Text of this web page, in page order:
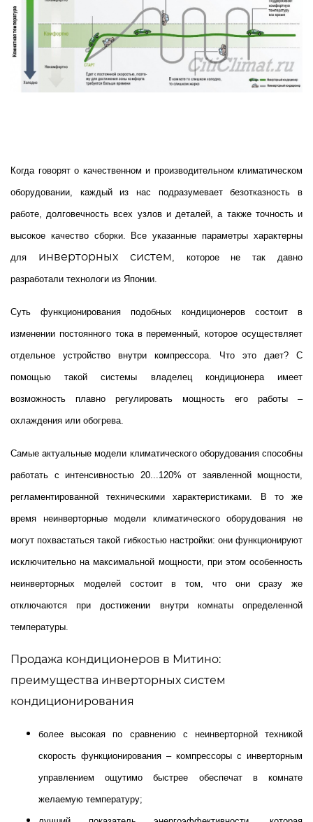
Когда говорят о качественном и производительном климатическом
оборудовании, каждый из нас подразумевает безотказность в
работе, долговечность всех узлов и деталей, а также точность и
высокое качество сборки. Все указанные параметры характерны
для инверторных систем , которое не так давно
разработали технологи из Японии.
Суть функционирования подобных кондиционеров состоит в
изменении постоянного тока в переменный, которое осуществляет
отдельное устройство внутри компрессора. Что это дает? С
помощью такой системы владелец кондиционера имеет
возможность плавно регулировать мощность его работы –
охлаждения или обогрева.
Самые актуальные модели климатического оборудования способны
работать с интенсивностью 20...120% от заявленной мощности,
регламентированной техническими характеристиками. В то же
время неинверторные модели климатического оборудования не
могут похвастаться такой гибкостью настройки: они функционируют
исключительно на максимальной мощности, при этом особенность
неинверторных моделей состоит в том, что они сразу же
отключаются при достижении внутри комнаты определенной
температуры.
Продажа кондиционеров в Митино:
преимущества инверторных систем
кондиционирования
более высокая по сравнению с неинверторной техникой
скорость функционирования – компрессоры с инверторным
управлением ощутимо быстрее обеспечат в комнате
желаемую температуру;